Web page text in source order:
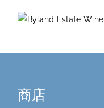
商店